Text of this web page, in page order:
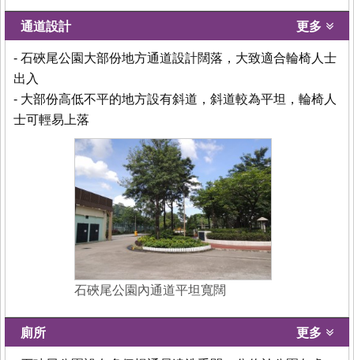
通道設計 更多
- 石硤尾公園大部份地方通道設計闊落，大致適合輪椅人士
出入
- 大部份高低不平的地方設有斜道，斜道較為平坦，輪椅人
士可輕易上落
石硤尾公園內通道平坦寬闊
廁所 更多